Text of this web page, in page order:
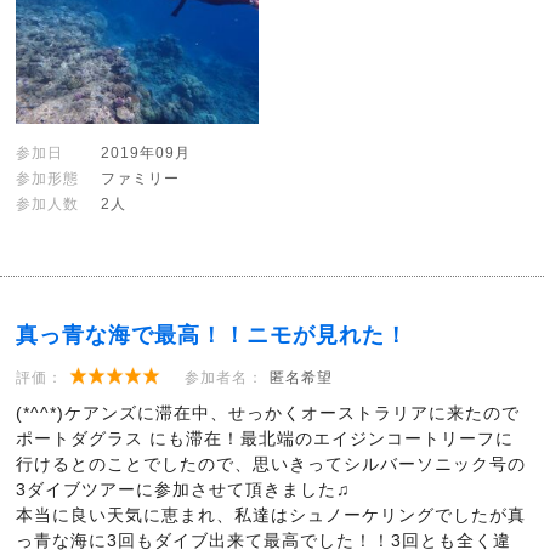
参加日
2019年09月
参加形態
ファミリー
参加人数
2人
真っ青な海で最高！！ニモが見れた！
評価： 参加者名： 匿名希望
(*^^*)ケアンズに滞在中、せっかくオーストラリアに来たので
ポートダグラス にも滞在！最北端のエイジンコートリーフに
行けるとのことでしたので、思いきってシルバーソニック号の
3ダイブツアーに参加させて頂きました♫
本当に良い天気に恵まれ、私達はシュノーケリングでしたが真
っ青な海に3回もダイブ出来て最高でした！！3回とも全く違